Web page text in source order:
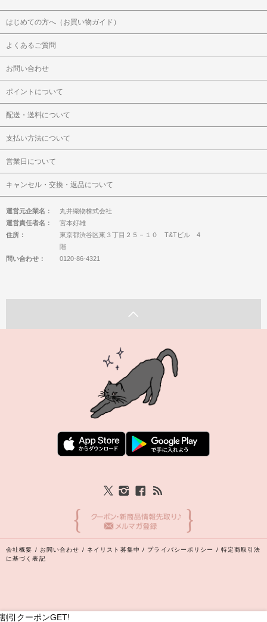
割引クーポンGET!
はじめての方へ（お買い物ガイド）
よくあるご質問
お問い合わせ
ポイントについて
配送・送料について
支払い方法について
営業日について
キャンセル・交換・返品について
運営元企業名：
丸井織物株式会社
運営責任者名：
宮本好雄
住所：
東京都渋谷区東３丁目２５－１０ T&Tビル 4
階
問い合わせ：
0120-86-4321
会社概要 / お問い合わせ / ネイリスト募集中 / プライバシーポリシー / 特定商取引法
に基づく表記